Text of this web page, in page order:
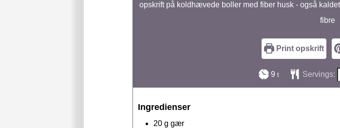
opskrift på koldhævede boller med fiber husk - også
fibre
Print opskrift
9timer
t Servings:
Ingredienser
20 g gær